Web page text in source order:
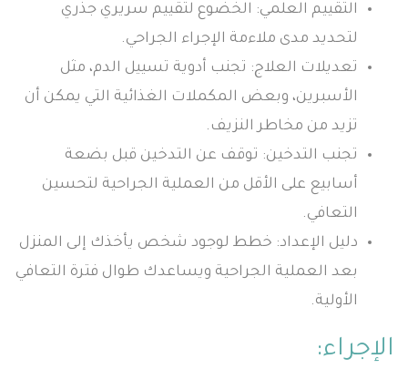
التقييم العلمي: الخضوع لتقييم سريري جذري
لتحديد مدى ملاءمة الإجراء الجراحي.
تعديلات العلاج: تجنب أدوية تسييل الدم، مثل
الأسبرين، وبعض المكملات الغذائية التي يمكن أن
تزيد من مخاطر النزيف.
تجنب التدخين: توقف عن التدخين قبل بضعة
أسابيع على الأقل من العملية الجراحية لتحسين
التعافي.
دليل الإعداد: خطط لوجود شخص يأخذك إلى المنزل
بعد العملية الجراحية ويساعدك طوال فترة التعافي
الأولية.
الإجراء: